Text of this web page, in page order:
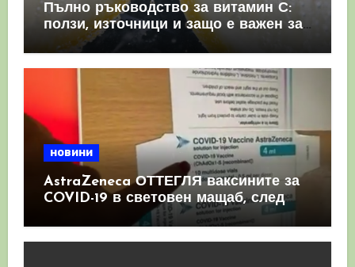
Пълно ръководство за витамин С:
ползи, източници и защо е важен за
имунната система
новини
AstraZeneca ОТТЕГЛЯ ваксините за
COVID-19 в световен мащаб, след
като призна, че те причиняват